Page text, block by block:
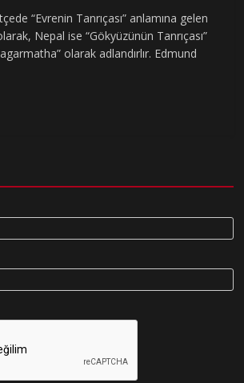
“Evrenin Tanrıçası” anlamına gelen
Nepal ise “Gökyüzünün Tanrıçası”
olarak adlandırlır. Edmund